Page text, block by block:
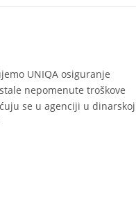
UNIQA osiguranje
nepomenute troškove
se u agenciji u dinarskoj